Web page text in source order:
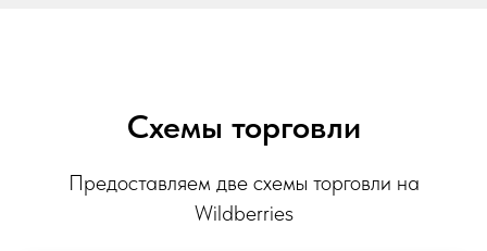
Схемы торговли
Предоставляем две схемы торговли на
Wildberries